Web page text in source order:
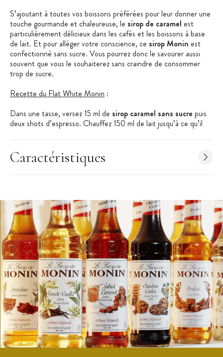
S’ajoutant à toutes vos boissons préférées pour leur donner une
touche gourmande et chaleureuse, le sirop de caramel est
particulièrement délicieux dans les cafés et les boissons à base
de lait. Et pour alléger votre conscience, ce sirop Monin est
confectionné sans sucre. Vous pourrez donc le savourer aussi
souvent que vous le souhaiterez sans craindre de consommer
trop de sucre.
Recette du Flat White Monin :
Dans une tasse, versez 15 ml de sirop caramel sans sucre puis
deux shots d’espresso. Chauffez 150 ml de lait jusqu’à ce qu’il
moment de douceur.
À noter : Pour simplifier le dosage de ce sirop, vous pouvez
utiliser lapompe doseuse Monin.
Prêt à l'emploi
Utilisations multiples
Qualité professionnelle
Caractéristique du Sirop:
Saveur : Caramel Sans Sucre
Conditionnement : Bouteille 70 cl
Ingrédients : Eau, agent de charge : polydextrose, arôme
naturel, épaississant : gomme de cellulose, édulcorants :
sucralose, acésulfame-K, acidifiant : acide tartrique [L (+)],
colorant : E150a, conservateurs : sorbate de potassium,
benzoate de sodium.
Données nutritionnelles : Énergie (kJ/kcal) : 80 / 19,
Caractéristiques